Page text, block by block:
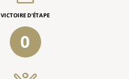
VICTOIRE D'ÉTAPE
0